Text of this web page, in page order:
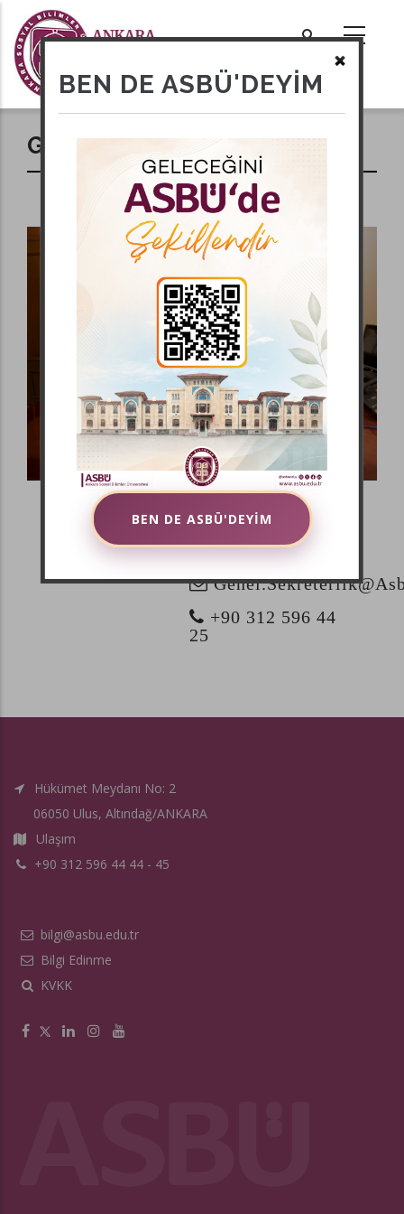
içeriğe
atla
actions
Genel Sekreter
Saim DURMUŞ
+90 312 596 44
25
Hükümet Meydanı No: 2
06050 Ulus, Altındağ/ANKARA
Ulaşım
+90 312 596 44 44 - 45
bilgi@asbu.edu.tr
Bilgi Edinme
KVKK
BEN DE ASBÜ'DEYİM
BEN DE ASBÜ'DEYİM